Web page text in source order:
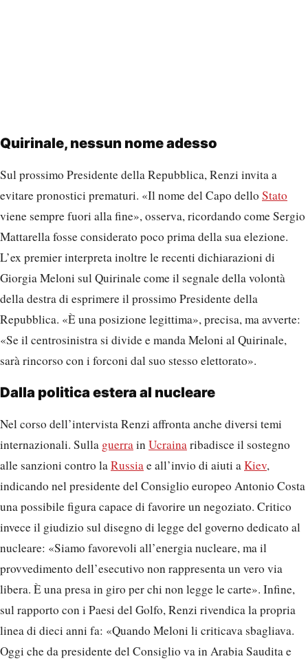
Quirinale, nessun nome adesso
Sul prossimo Presidente della Repubblica, Renzi invita a
evitare pronostici prematuri. «Il nome del Capo dello Stato
viene sempre fuori alla fine», osserva, ricordando come Sergio
Mattarella fosse considerato poco prima della sua elezione.
L’ex premier interpreta inoltre le recenti dichiarazioni di
Giorgia Meloni sul Quirinale come il segnale della volontà
della destra di esprimere il prossimo Presidente della
Repubblica. «È una posizione legittima», precisa, ma avverte:
«Se il centrosinistra si divide e manda Meloni al Quirinale,
sarà rincorso con i forconi dal suo stesso elettorato».
Dalla politica estera al nucleare
Nel corso dell’intervista Renzi affronta anche diversi temi
internazionali. Sulla guerrainUcrainaribadisce il sostegno
alle sanzioni contro laRussiae all’invio di aiuti aKiev,
indicando nel presidente del Consiglio europeo Antonio Costa
una possibile figura capace di favorire un negoziato. Critico
invece il giudizio sul disegno di legge del governo dedicato al
nucleare: «Siamo favorevoli all’energia nucleare, ma il
provvedimento dell’esecutivo non rappresenta un vero via
libera. È una presa in giro per chi non legge le carte». Infine,
sul rapporto con i Paesi del Golfo, Renzi rivendica la propria
linea di dieci anni fa: «Quando Meloni li criticava sbagliava.
Oggi che da presidente del Consiglio va in Arabia Saudita e